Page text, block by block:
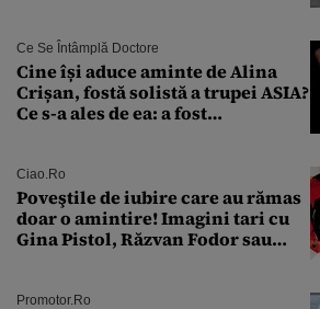
Ce Se Întâmplă Doctore
Cine își aduce aminte de Alina
Crișan, fostă solistă a trupei ASIA?
Ce s-a ales de ea: a fost
Ciao.ro
Poveştile de iubire care au rămas
doar o amintire! Imagini tari cu
Gina Pistol, Răzvan Fodor sau
Promotor.ro